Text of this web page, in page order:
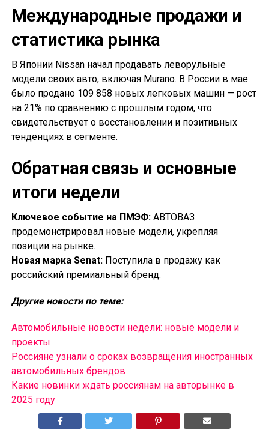
Международные продажи и
статистика рынка
В Японии Nissan начал продавать леворульные
модели своих авто, включая Murano. В России в мае
было продано 109 858 новых легковых машин — рост
на 21% по сравнению с прошлым годом, что
свидетельствует о восстановлении и позитивных
тенденциях в сегменте.
Обратная связь и основные
итоги недели
Ключевое событие на ПМЭФ:АВТОВАЗ
продемонстрировал новые модели, укрепляя
позиции на рынке.
Новая марка Senat:Поступила в продажу как
российский премиальный бренд.
Другие новости по теме:
Автомобильные новости недели: новые модели и
проекты
Россияне узнали о сроках возвращения иностранных
автомобильных брендов
Какие новинки ждать россиянам на авторынке в
2025 году